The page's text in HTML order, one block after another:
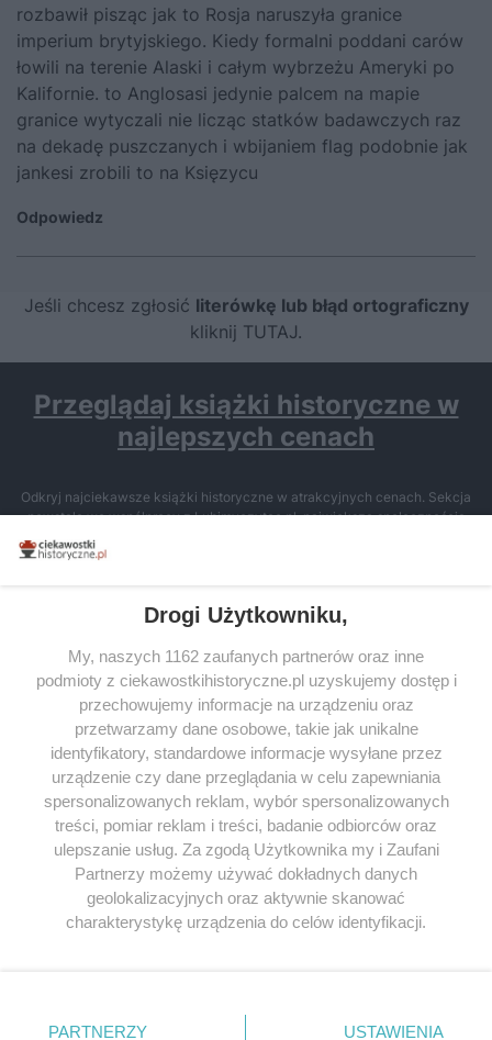
rozbawił pisząc jak to Rosja naruszyła granice
imperium brytyjskiego. Kiedy formalni poddani carów
łowili na terenie Alaski i całym wybrzeżu Ameryki po
Kalifornie. to Anglosasi jedynie palcem na mapie
granice wytyczali nie licząc statków badawczych raz
na dekadę puszczanych i wbijaniem flag podobnie jak
jankesi zrobili to na Księzycu
Odpowiedz
Jeśli chcesz zgłosić literówkę lub błąd ortograficzny
kliknij TUTAJ.
Przeglądaj książki historyczne w
najlepszych cenach
Odkryj najciekawsze książki historyczne w atrakcyjnych cenach. Sekcja
powstała we współpracy z Lubimyczytac.pl, największą społecznością
miłośników literatury w Polsce – dzięki temu możesz wybierać spośród
tytułów najwyżej ocenianych przez czytelników.
SERWIS
SPOŁECZNOŚĆ
WSPÓŁPRACA
KONTAKT
ODWIEDŹ RÓWNIEŻ:
Drogi Użytkowniku,
My, naszych 1162 zaufanych partnerów oraz inne
podmioty z ciekawostkihistoryczne.pl uzyskujemy dostęp i
przechowujemy informacje na urządzeniu oraz
przetwarzamy dane osobowe, takie jak unikalne
identyfikatory, standardowe informacje wysyłane przez
urządzenie czy dane przeglądania w celu zapewniania
spersonalizowanych reklam, wybór spersonalizowanych
treści, pomiar reklam i treści, badanie odbiorców oraz
ulepszanie usług. Za zgodą Użytkownika my i Zaufani
Partnerzy możemy używać dokładnych danych
geolokalizacyjnych oraz aktywnie skanować
charakterystykę urządzenia do celów identyfikacji.
zmienić/wycofać klikając przycisk ustawień prywatności
PARTNERZY USTAWIENIA